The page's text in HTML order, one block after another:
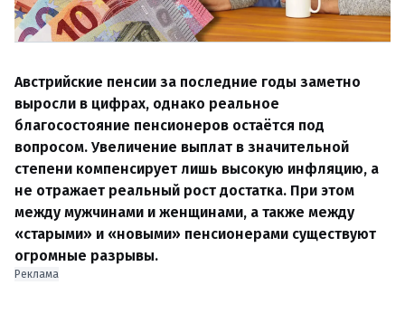
Австрийские пенсии за последние годы заметно
выросли в цифрах, однако реальное
благосостояние пенсионеров остаётся под
вопросом. Увеличение выплат в значительной
степени компенсирует лишь высокую инфляцию, а
не отражает реальный рост достатка. При этом
между мужчинами и женщинами, а также между
«старыми» и «новыми» пенсионерами существуют
огромные разрывы.
Реклама